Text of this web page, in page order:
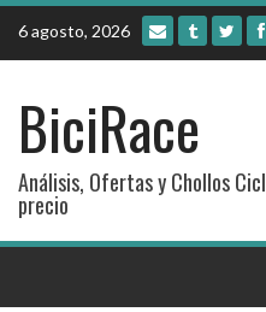
Skip
content
6 agosto, 2026
BiciRace
Análisis, Ofertas y Chollos
precio